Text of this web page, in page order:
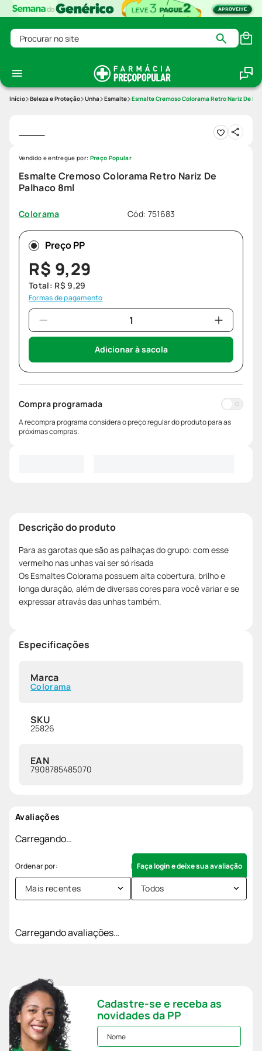
Procurar no site
Beleza e Proteção Unha Esmalte Esmalte Cremoso Colorama Retro Nariz De
Esmalte Cremoso Colorama Retro Nariz De
Palhaco 8ml
Colorama Cód: 751683
Vendido e entregue por: Preço Popular
Preço PP
R$ 9,29
Total: R$ 9,29
Formas de pagamento
Adicionar à sacola
Compra programada
A recompra programa considera o preço regular do produto para as
próximas compras.
Descrição do produto
Para as garotas que são as palhaças do grupo: com esse
vermelho nas unhas vai ser só risada
Os Esmaltes Colorama possuem alta cobertura, brilho e
longa duração, além de diversas cores para você variar e se
expressar atravás das unhas também.
Especificações
Marca
Colorama
SKU
25826
EAN
7908785485070
Avaliações
Carregando…
Faça login e deixe sua avaliação
Mais recentes Todos
Carregando avaliações…
Cadastre-se e receba as
novidades da PP